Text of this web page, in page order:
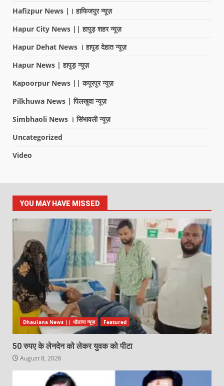
Hafizpur News |। हाफिजपुर न्यूज़
Hapur City News || हापुड़ शहर न्यूज़
Hapur Dehat News । हापुड देहात न्यूज़
Hapur News | हापुड़ न्यूज़
Kapoorpur News || कपूरपुर न्यूज़
Pilkhuwa News | पिलखुवा न्यूज़
Simbhaoli News । सिंभावली न्यूज़
Uncategorized
Video
YOU MAY HAVE MISSED
Dhaulana News || धौलाना न्यूज़ Featured
50 रुपए के लेनदेन को लेकर युवक को पीटा
August 8, 2026